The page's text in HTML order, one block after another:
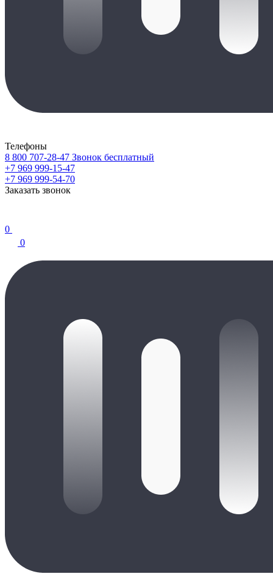
Телефоны
8 800 707-28-47 Звонок бесплатный
+7 969 999-15-47
+7 969 999-54-70
Заказать звонок
0
0